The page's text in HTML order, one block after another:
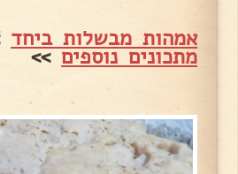
אמהות מבשלות ביחד
מתכונים נוספים>>